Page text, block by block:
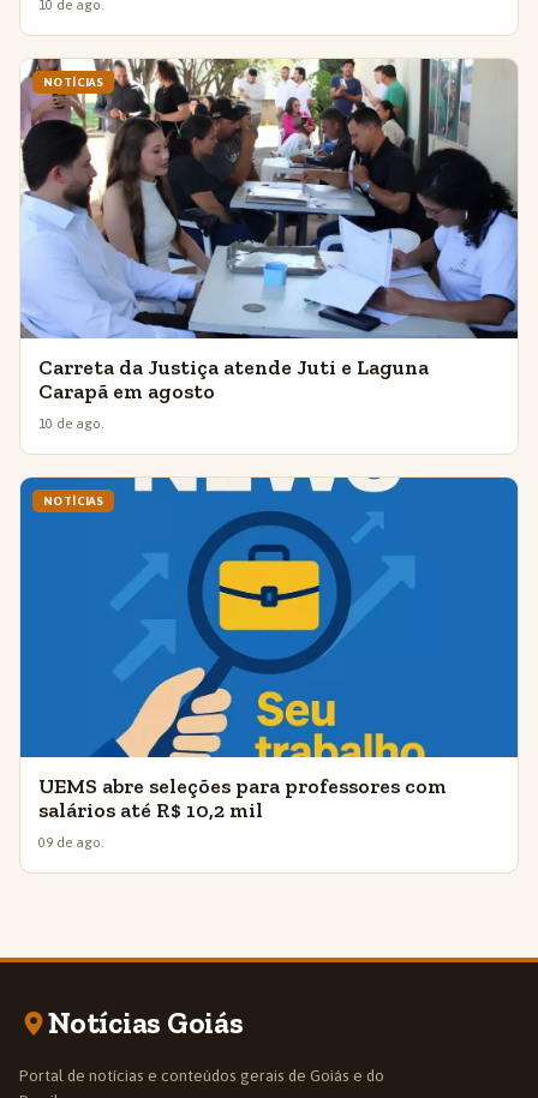
10 de ago.
NOTÍCIAS
Carreta da Justiça atende Juti e Laguna
Carapã em agosto
10 de ago.
NOTÍCIAS
UEMS abre seleções para professores com
salários até R$ 10,2 mil
09 de ago.
Notícias Goiás
Portal de notícias e conteúdos gerais de Goiás e do